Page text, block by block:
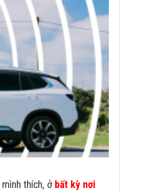
mình thích, ở bất kỳ nơi